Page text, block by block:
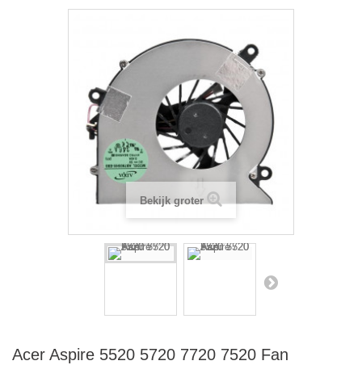
Bekijk groter
Acer Aspire 5520 5720 7720 7520 Fan